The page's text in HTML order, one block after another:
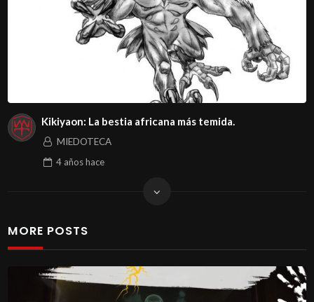
Kikiyaon: La bestia africana más temida.
MIEDOTECA
4 añoshace
MORE POSTS